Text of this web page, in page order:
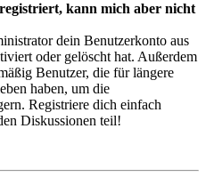
kann mich aber nicht
dein Benutzerkonto aus
oder gelöscht hat. Außerdem
Benutzer, die für längere
haben, um die
Registriere dich einfach
Diskussionen teil!